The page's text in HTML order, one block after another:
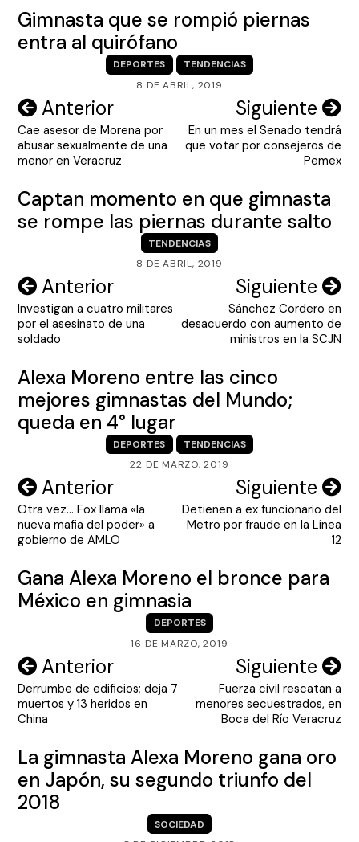
Gimnasta que se rompió piernas
entra al quirófano
DEPORTES
TENDENCIAS
8 DE ABRIL, 2019
Navegación
de
entradas
Anterior
Cae asesor de Morena por
abusar sexualmente de una
menor en Veracruz
Siguiente
En un mes el Senado tendrá
que votar por consejeros de
Pemex
Captan momento en que gimnasta
se rompe las piernas durante salto
TENDENCIAS
8 DE ABRIL, 2019
Navegación
de
entradas
Anterior
Investigan a cuatro militares
por el asesinato de una
soldado
Siguiente
Sánchez Cordero en
desacuerdo con aumento de
ministros en la SCJN
Alexa Moreno entre las cinco
mejores gimnastas del Mundo;
queda en 4° lugar
DEPORTES
TENDENCIAS
22 DE MARZO, 2019
Navegación
de
entradas
Anterior
Otra vez… Fox llama «la
nueva mafia del poder» a
gobierno de AMLO
Siguiente
Detienen a ex funcionario del
Metro por fraude en la Línea
12
Gana Alexa Moreno el bronce para
México en gimnasia
DEPORTES
16 DE MARZO, 2019
Navegación
de
entradas
Anterior
Derrumbe de edificios; deja 7
muertos y 13 heridos en
China
Siguiente
Fuerza civil rescatan a
menores secuestrados, en
Boca del Río Veracruz
La gimnasta Alexa Moreno gana oro
en Japón, su segundo triunfo del
2018
SOCIEDAD